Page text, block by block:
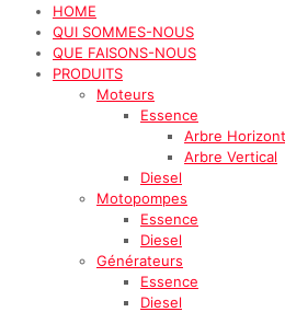
HOME
QUI SOMMES-NOUS
QUE FAISONS-NOUS
PRODUITS
Moteurs
Essence
Arbre
Arbre Vertical
Diesel
Motopompes
Essence
Diesel
Générateurs
Essence
Diesel